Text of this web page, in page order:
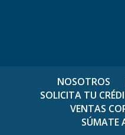
NOSOTROS
SOLICITA TU
VENTAS
SÚMATE